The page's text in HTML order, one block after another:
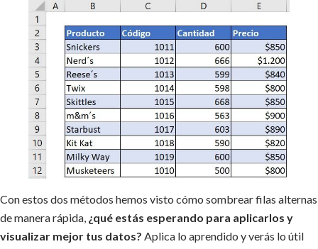
Con estos dos métodos hemos visto cómo sombrear filas alternas
de manera rápida, ¿qué estás esperando para aplicarlos y
visualizar mejor tus datos? Aplica lo aprendido y verás lo útil